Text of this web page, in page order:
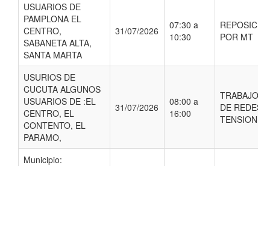
USUARIOS DE
PAMPLONA EL
CENTRO,
SABANETA ALTA,
SANTA MARTA
31/07/2026
07:30 a
10:30
POR MT
USURIOS DE
CUCUTA ALGUNOS
USUARIOS DE :EL
CENTRO, EL
CONTENTO, EL
PARAMO,
31/07/2026
08:00 a
16:00
TRABAJOS
DE REDES
TENSION
Municipio: